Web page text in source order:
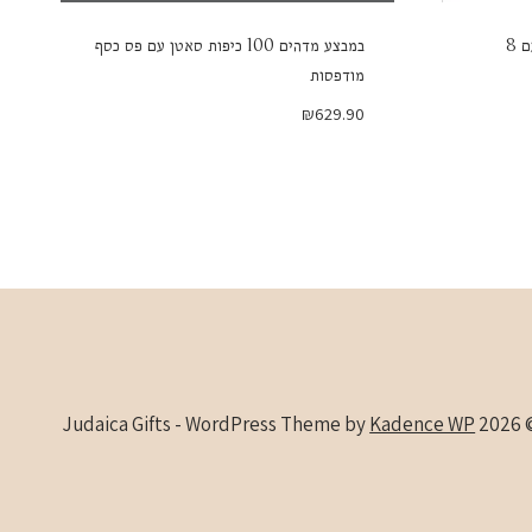
מחלק יין מסתובב קריסטל מהודר עם 8
במבצע מדהים 100 כיפות סאטן עם פס כסף
מודפסות
₪629.90
© 2026
Kadence WP